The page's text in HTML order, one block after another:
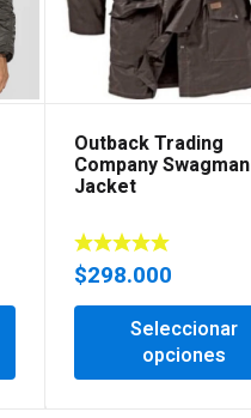
Outback Trading
Company Swagman
Jacket
$298.000
Seleccionar
opciones